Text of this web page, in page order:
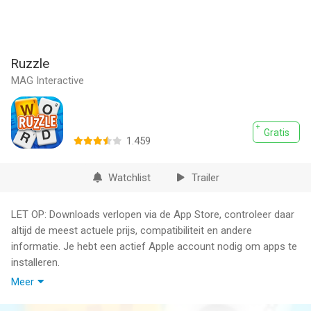
Ruzzle
MAG Interactive
Gratis
1.459
Watchlist Trailer
LET OP: Downloads verlopen via de App Store, controleer daar
altijd de meest actuele prijs, compatibiliteit en andere
informatie. Je hebt een actief Apple account nodig om apps te
installeren.
Meer